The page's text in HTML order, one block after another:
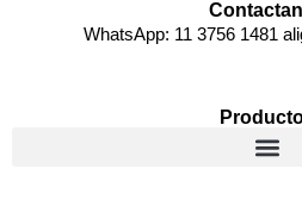
WhatsApp: 11 3756 1481